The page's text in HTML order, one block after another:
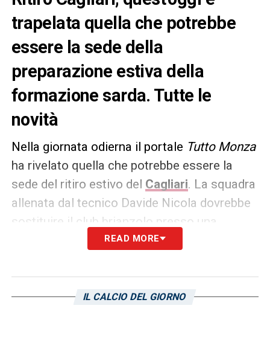
trapelata quella che potrebbe
essere la sede della
preparazione estiva della
formazione sarda. Tutte le
novità
Nella giornata odierna il portale Tutto Monza
ha rivelato quella che potrebbe essere la
sede del ritiro estivo del Cagliari. La squadra
allenata dal tecnico Davide Nicola dovrebbe
sostituire il club brianzolo presso una
località in Lombardia! Si tratta del comune di
all’estremità settentrionale della Val
Camonica. Attendiamo delle conferme sa
READ MORE
IL CALCIO DEL GIORNO